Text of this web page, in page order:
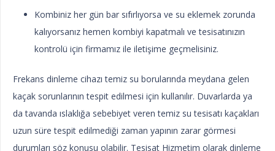
Kombiniz her gün bar sıfırlıyorsa ve su eklemek zorunda
kalıyorsanız hemen kombiyi kapatmalı ve tesisatınızın
kontrolü için firmamız ile iletişime geçmelisiniz.
Frekans dinleme cihazı temiz su borularında meydana gelen
kaçak sorunlarının tespit edilmesi için kullanılır. Duvarlarda ya
da tavanda ıslaklığa sebebiyet veren temiz su tesisatı kaçakları
uzun süre tespit edilmediği zaman yapının zarar görmesi
durumları söz konusu olabilir. Tesisat Hizmetim olarak dinleme